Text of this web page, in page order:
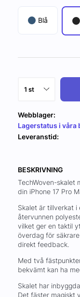
Blå
Webblager:
Lagerstatus i våra
Leveranstid:
BESKRIVNING
TechWoven-skalet
din iPhone 17 Pro
Skalet är tillverkat i
återvunnen
vilket ger en taktil
överdag för
direkt feedback.
Med två
bekvämt kan ha
Skalet har
Det fäster magiskt